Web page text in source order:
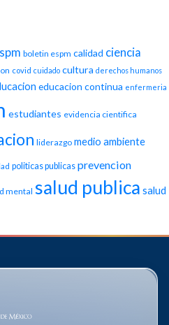
boletin espm calidad ciencia
covid cuidado cultura derechos humanos
educacion continua enfermeria
estudiantes evidencia cientifica
liderazgo medio ambiente
politicas publicas prevencion
mental salud publica salud